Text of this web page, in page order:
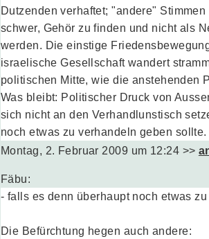
Dutzenden verhaftet; "andere"
schwer, Gehör zu finden und nicht als
werden. Die einstige
israelische Gesellschaft wandert
politischen Mitte, wie die anstehenden
Was bleibt: Politischer Druck von
sich nicht an den Verhandlunstisch
noch etwas zu verhandeln geben sollte.
Montag, 2. Februar 2009 um 12:24 >>
Fäbu:
- falls es denn überhaupt noch etwas
Die Befürchtung hegen auch andere: